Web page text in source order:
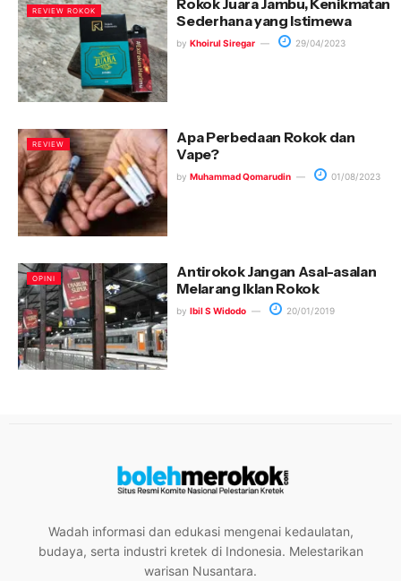
REVIEW ROKOK
Sederhana yang Istimewa
by Khoirul Siregar 29/04/2023
REVIEW
Apa Perbedaan Rokok dan
Vape?
by Muhammad Qomarudin 01/08/2023
OPINI
Antirokok Jangan Asal-asalan
Melarang Iklan Rokok
by Ibil S Widodo 20/01/2019
Wadah informasi dan edukasi mengenai kedaulatan,
budaya, serta industri kretek di Indonesia. Melestarikan
warisan Nusantara.